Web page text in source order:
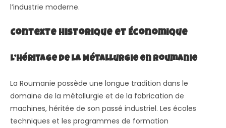
l’industrie moderne.
Contexte Historique et Économique
L’Héritage de la Métallurgie en Roumanie
La Roumanie possède une longue tradition dans le
domaine de la métallurgie et de la fabrication de
machines, héritée de son passé industriel. Les écoles
techniques et les programmes de formation